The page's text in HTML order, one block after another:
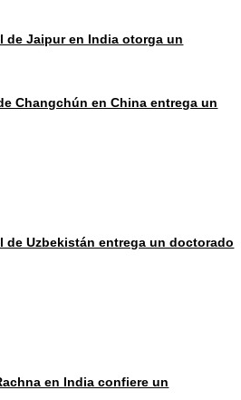
de Jaipur en India otorga un
Changchún en China entrega un
de Uzbekistán entrega un doctorado
en India confiere un